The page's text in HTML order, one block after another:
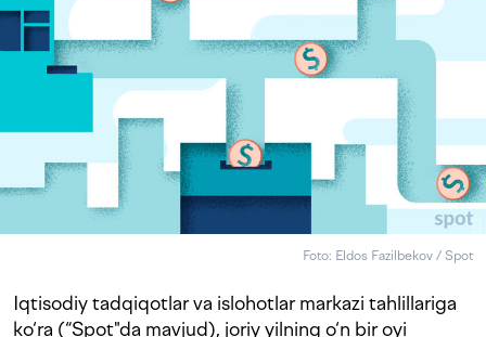
Foto: Eldos Fazilbekov / Spot
Iqtisodiy tadqiqotlar va islohotlar markazi tahlillariga
ko‘ra (“Spot"da mavjud), joriy yilning o‘n bir oyi